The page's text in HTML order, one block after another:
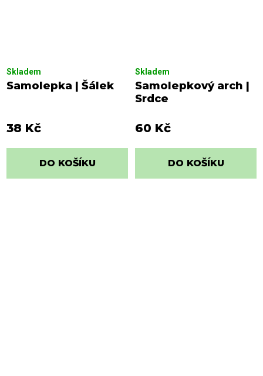
Samolepka | Šálek
Skladem
38 Kč
DO KOŠÍKU
Samolepkový arch |
Srdce
Skladem
60 Kč
DO KOŠÍKU